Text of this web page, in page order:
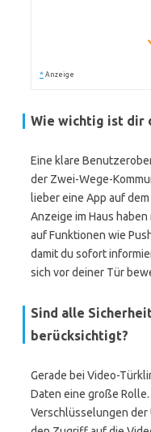
* Anzeige
Wie wichtig ist dir
Eine klare
der Zwei-Wege-
lieber eine App auf
Anzeige im Haus
auf Funktionen wie
damit du sofort
sich vor deiner Tür
Sind alle
berücksichtigt?
Gerade bei Video-
Daten eine große
Verschlüsselungen